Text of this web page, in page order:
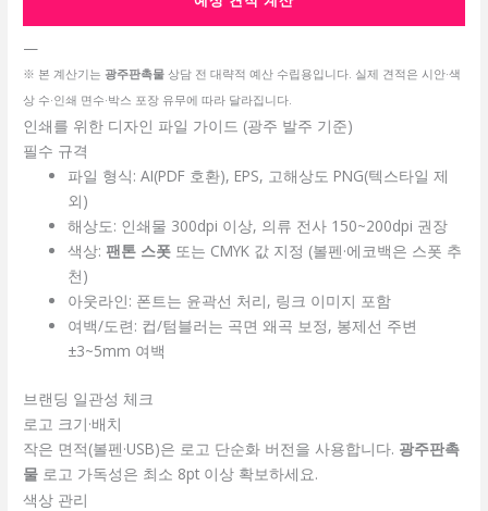
—
※ 본 계산기는 광주판촉물 상담 전 대략적 예산 수립용입니다. 실제 견적은 시안·색
상 수·인쇄 면수·박스 포장 유무에 따라 달라집니다.
인쇄를 위한 디자인 파일 가이드 (광주 발주 기준)
필수 규격
파일 형식: AI(PDF 호환), EPS, 고해상도 PNG(텍스타일 제
외)
해상도: 인쇄물 300dpi 이상, 의류 전사 150~200dpi 권장
색상: 팬톤 스폿 또는 CMYK 값 지정 (볼펜·에코백은 스폿 추
천)
아웃라인: 폰트는 윤곽선 처리, 링크 이미지 포함
여백/도련: 컵/텀블러는 곡면 왜곡 보정, 봉제선 주변
±3~5mm 여백
브랜딩 일관성 체크
로고 크기·배치
작은 면적(볼펜·USB)은 로고 단순화 버전을 사용합니다. 광주판촉
물 로고 가독성은 최소 8pt 이상 확보하세요.
색상 관리